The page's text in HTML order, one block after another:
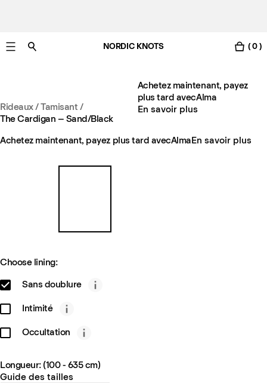
NORDIC KNOTS ( 0 )
Rideaux/Tamisant /
The Cardigan – Sand/Black
Achetez maintenant, payez
plus tard avecAlma
En savoir plus
Achetez maintenant, payez plus tard avecAlmaEn savoir plus
Choose lining:
Sans doublure
Intimité
Occultation
Longueur: (100 - 635 cm)
Guide des tailles